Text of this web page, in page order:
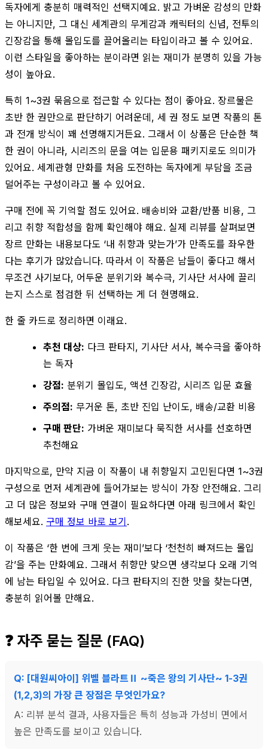
독자에게 충분히 매력적인 선택지예요. 밝고 가벼운 감성의 만화
는 아니지만, 그 대신 세계관의 무게감과 캐릭터의 신념, 전투의
긴장감을 통해 몰입도를 끌어올리는 타입이라고 볼 수 있어요.
이런 스타일을 좋아하는 분이라면 읽는 재미가 분명히 있을 가능
성이 높아요.
특히 1~3권 묶음으로 접근할 수 있다는 점이 좋아요. 장르물은
초반 한 권만으로 판단하기 어려운데, 세 권 정도 보면 작품의 톤
과 전개 방식이 꽤 선명해지거든요. 그래서 이 상품은 단순한 책
한 권이 아니라, 시리즈의 문을 여는 입문용 패키지로도 의미가
있어요. 세계관형 만화를 처음 도전하는 독자에게 부담을 조금
덜어주는 구성이라고 볼 수 있어요.
구매 전에 꼭 기억할 점도 있어요. 배송비와 교환/반품 비용, 그
리고 취향 적합성을 함께 확인해야 해요. 실제 리뷰를 살펴보면
장르 만화는 내용보다도 ‘내 취향과 맞는가’가 만족도를 좌우한
다는 후기가 많았습니다. 따라서 이 작품은 남들이 좋다고 해서
무조건 사기보다, 어두운 분위기와 복수극, 기사단 서사에 끌리
는지 스스로 점검한 뒤 선택하는 게 더 현명해요.
한 줄 카드로 정리하면 이래요.
추천 대상: 다크 판타지, 기사단 서사, 복수극을 좋아하
는 독자
강점: 분위기 몰입도, 액션 긴장감, 시리즈 입문 효율
주의점: 무거운 톤, 초반 진입 난이도, 배송/교환 비용
구매 판단: 가벼운 재미보다 묵직한 서사를 선호하면
추천해요
마지막으로, 만약 지금 이 작품이 내 취향일지 고민된다면 1~3권
구성으로 먼저 세계관에 들어가보는 방식이 가장 안전해요. 그리
고 더 많은 정보와 구매 연결이 필요하다면 아래 링크에서 확인
해보세요. 구매 정보 바로 보기.
이 작품은 ‘한 번에 크게 웃는 재미’보다 ‘천천히 빠져드는 몰입
감’을 주는 만화예요. 그래서 취향만 맞으면 생각보다 오래 기억
에 남는 타입일 수 있어요. 다크 판타지의 진한 맛을 찾는다면,
충분히 읽어볼 만해요.
❓ 자주 묻는 질문 (FAQ)
Q: [대원씨아이] 위벨 블라트Ⅱ ~죽은 왕의 기사단~ 1-3권
(1,2,3)의 가장 큰 장점은 무엇인가요?
A: 리뷰 분석 결과, 사용자들은 특히 성능과 가성비 면에서
높은 만족도를 보이고 있습니다.